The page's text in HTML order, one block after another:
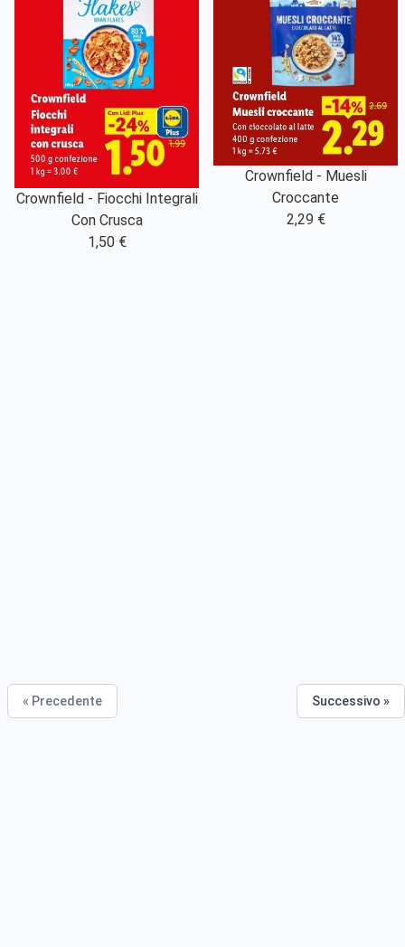
Crownfield - Fiocchi Integrali
Con Crusca
1,50 €
Crownfield - Muesli
Croccante
2,29 €
« Precedente Successivo »